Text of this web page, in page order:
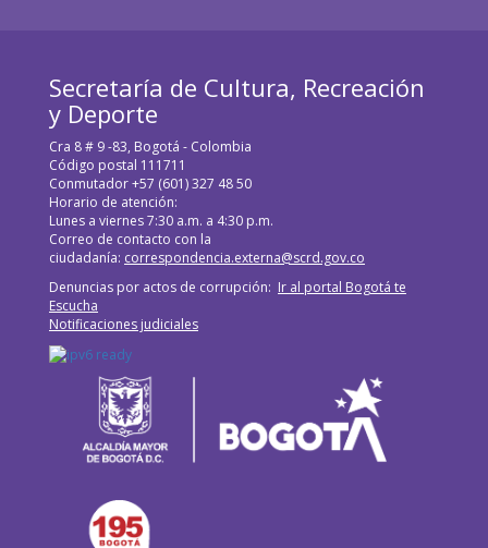
Secretaría de Cultura, Recreación
y Deporte
Cra 8 # 9 -83, Bogotá - Colombia
Código postal 111711
Conmutador +57 (601) 327 48 50
Horario de atención:
Lunes a viernes 7:30 a.m. a 4:30 p.m.
Correo de contacto con la
ciudadanía: correspondencia.externa@scrd.gov.co
Denuncias por actos de corrupción: Ir al portal Bogotá te
Escucha
Notificaciones judiciales